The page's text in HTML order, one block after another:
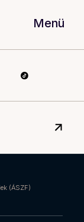
Menü
(ÁSZF)